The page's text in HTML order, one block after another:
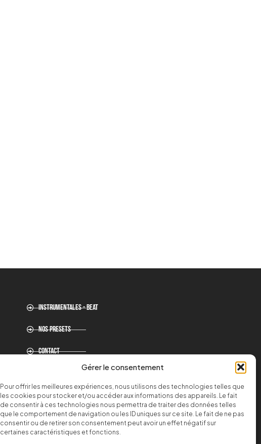
Gérer le consentement
Pour offrir les meilleures expériences, nous utilisons des technologies telles que
les cookies pour stocker et/ou accéder aux informations des appareils. Le fait
de consentir à ces technologies nous permettra de traiter des données telles
que le comportement de navigation ou les ID uniques sur ce site. Le fait de ne pas
consentir ou de retirer son consentement peut avoir un effet négatif sur
certaines caractéristiques et fonctions.
Instrumentales - Beat
Nos presets
Contact
FAQ